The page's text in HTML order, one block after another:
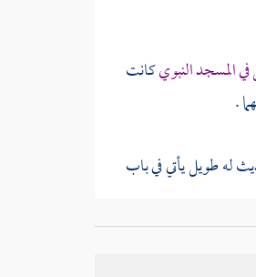
المسجد النبويكانت
.
له طويل يأتي في باب